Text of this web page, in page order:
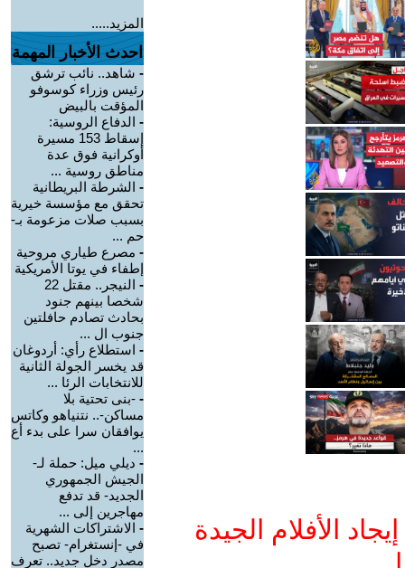
الأفلام الجيدة
المزيد.....
احدث الأخبار المهمة
- شاهد.. نائب ترشق
رئيس وزراء كوسوفو
المؤقت بالبيض
- الدفاع الروسية:
إسقاط 153 مسيرة
أوكرانية فوق عدة
مناطق روسية ...
- الشرطة البريطانية
تحقق مع مؤسسة خيرية
بسبب صلات مزعومة بـ-
حم ...
- مصرع طياري مروحية
إطفاء في يوتا الأمريكية
-
النيجر.. مقتل 22
شخصا بينهم جنود
بحادث تصادم حافلتين
جنوب ال ...
- استطلاع رأي: أردوغان
قد يخسر الجولة الثانية
للانتخابات الرئا ...
- -بنى تحتية بلا
مساكن-.. نتنياهو وكاتس
يوافقان سرا على بدء أع
...
- ديلي ميل: حملة لـ-
الجيش الجمهوري
الجديد- قد تدفع
مهاجرين إلى ...
- الاشتراكات الشهرية
في -إنستغرام- تصبح
مصدر دخل جديد.. تعرف